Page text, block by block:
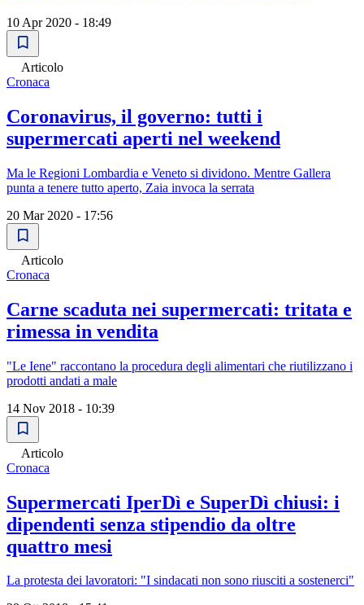
10 Apr 2020 - 18:49
Articolo
Cronaca
Coronavirus, il governo: tutti i
supermercati aperti nel weekend
Ma le Regioni Lombardia e Veneto si dividono. Mentre Gallera
punta a tenere tutto aperto, Zaia invoca la serrata
20 Mar 2020 - 17:56
Articolo
Cronaca
Carne scaduta nei supermercati: tritata e
rimessa in vendita
"Le Iene" raccontano la procedura degli alimentari che riutilizzano i
prodotti andati a male
14 Nov 2018 - 10:39
Articolo
Cronaca
Supermercati IperDì e SuperDì chiusi: i
dipendenti senza stipendio da oltre
quattro mesi
La protesta dei lavoratori: "I sindacati non sono riusciti a sostenerci"